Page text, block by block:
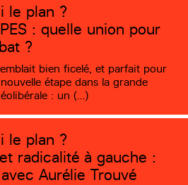
le plan ?
: quelle union pour
?
bien ficelé, et parfait pour
étape dans la grande
: un (…)
le plan ?
radicalité à gauche :
Aurélie Trouvé